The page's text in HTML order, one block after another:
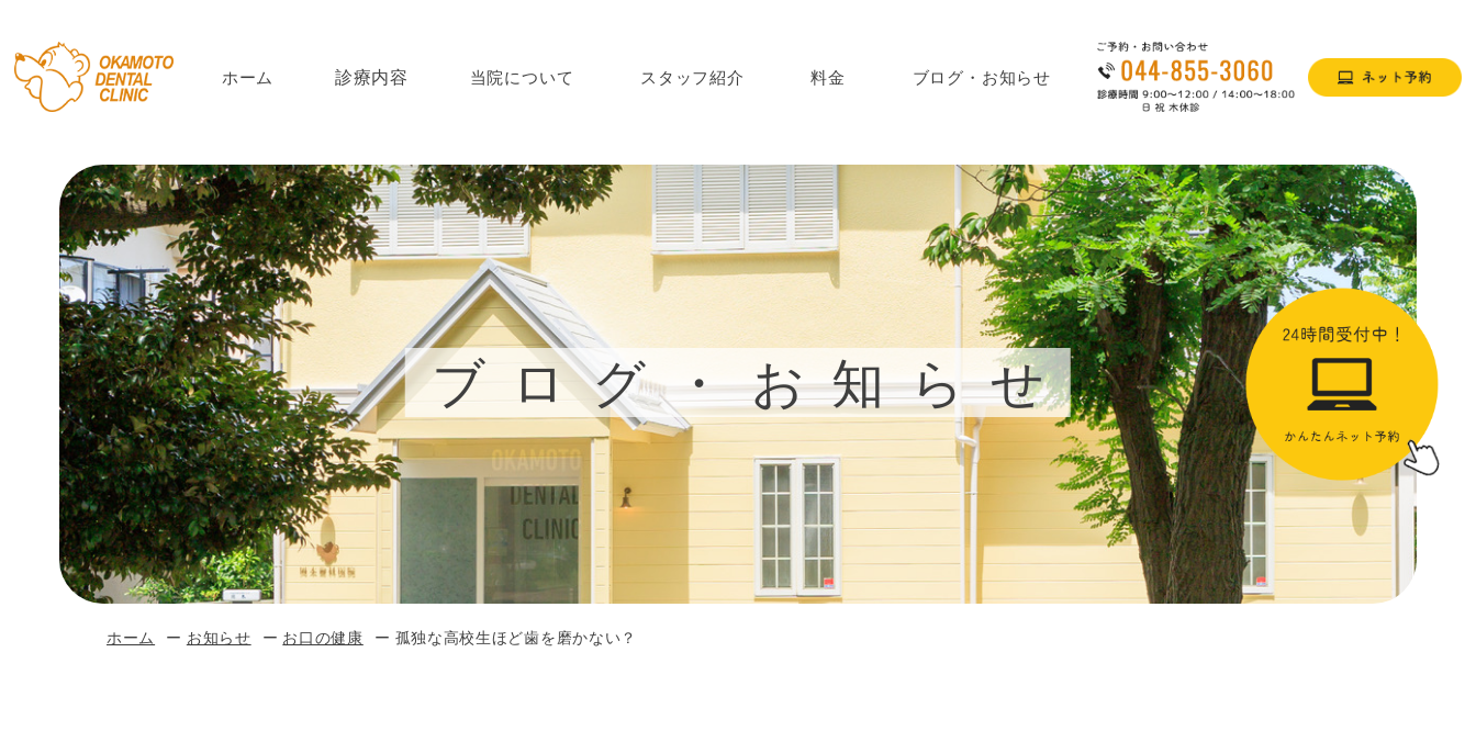
ホーム 診療内容 当院について スタッフ紹介 料金 ブログ・お知らせ
ブログ・お知らせ
ホーム お知らせ お口の健康 孤独な高校生ほど歯を磨かない？